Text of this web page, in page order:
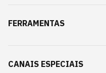
FERRAMENTAS
CANAIS ESPECIAIS